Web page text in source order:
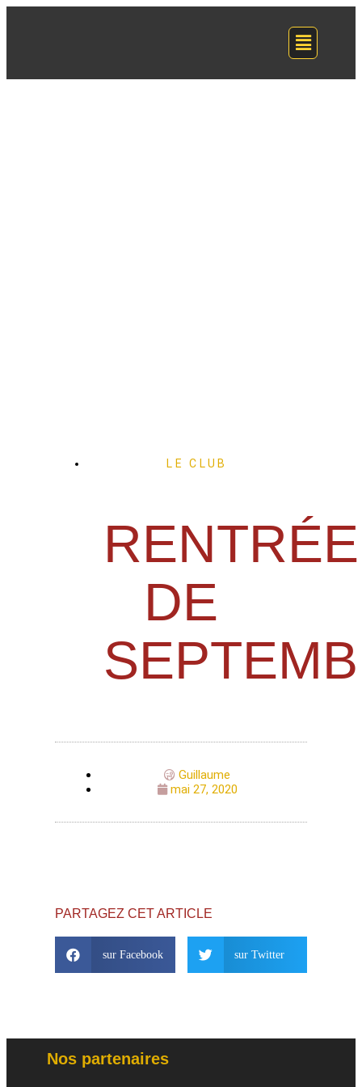
LE CLUB
RENTRÉE
DE
Guillaume
mai 27, 2020
PARTAGEZ CET ARTICLE
sur Facebook sur Twitter
Nos partenaires